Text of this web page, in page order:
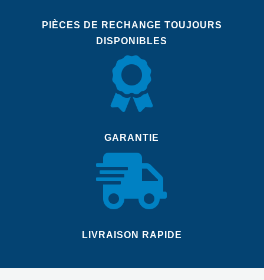
PIÈCES DE RECHANGE TOUJOURS
DISPONIBLES

GARANTIE

LIVRAISON RAPIDE